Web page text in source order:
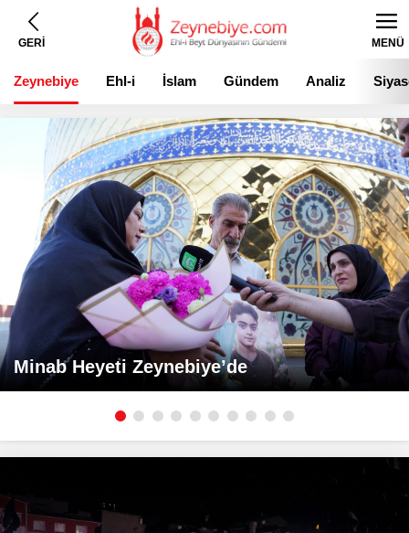
GERİ MENÜ
Zeynebiye Ehl-i
Beyt
İslam Gündem Analiz
Minab Heyeti Zeynebiye’de